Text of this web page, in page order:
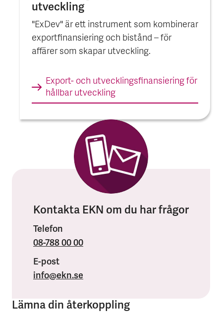
utveckling
"ExDev" är ett instrument som kombinerar
exportfinansiering och bistånd – för
affärer som skapar utveckling.
Export- och utvecklings­finansiering för
hållbar utveckling
Kontakta EKN om du har frågor
Telefon
08-788 00 00
E-post
info@ekn.se
Lämna din återkoppling